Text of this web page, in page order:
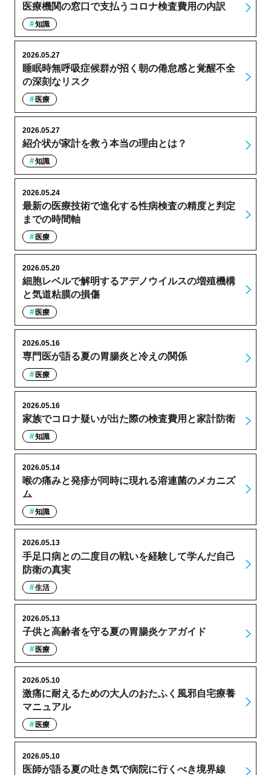
医療機関の窓口で支払うコロナ検査費用の内訳
知識
睡眠時無呼吸症候群が招く朝の倦怠感と覚醒不全
の深刻なリスク
2026.05.27
医療
紹介状が家計を救う本当の理由とは？
2026.05.27
知識
最新の医療技術で進化する性病検査の精度と判定
までの時間軸
2026.05.24
医療
細胞レベルで解明するアデノウイルスの増殖機構
と気道粘膜の損傷
2026.05.20
医療
専門医が語る夏の胃腸炎と冷えの関係
2026.05.16
医療
家族でコロナ疑いが出た際の検査費用と家計防衛
2026.05.16
知識
喉の痛みと発疹が同時に現れる溶連菌のメカニズ
ム
2026.05.14
知識
手足口病との二度目の戦いを経験して学んだ自己
防衛の真実
2026.05.13
生活
子供と高齢者を守る夏の胃腸炎ケアガイド
2026.05.13
医療
激痛に耐えるための大人のおたふく風邪自宅療養
マニュアル
2026.05.10
医療
医師が語る夏の吐き気で病院に行くべき境界線
2026.05.10